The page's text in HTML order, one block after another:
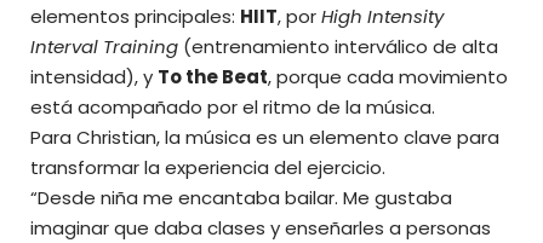
elementos principales: HIIT, porHigh Intensity
Interval Training (entrenamiento interválico de alta
intensidad), y To the Beat, porque cada movimiento
está acompañado por el ritmo de la música.
Para Christian, la música es un elemento clave para
transformar la experiencia del ejercicio.
“Desde niña me encantaba bailar. Me gustaba
imaginar que daba clases y enseñarles a personas